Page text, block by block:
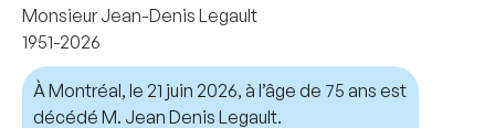
Monsieur Jean-Denis Legault
1951-2026
À Montréal, le 21 juin 2026, à l’âge de 75 ans est
décédé M. Jean Denis Legault.